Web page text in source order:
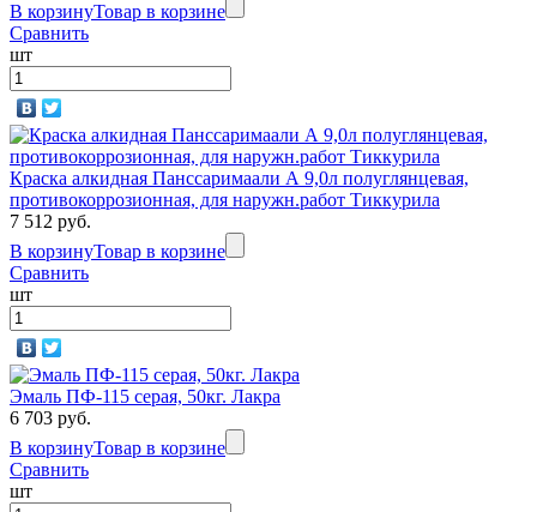
В корзинуТовар в корзине
Сравнить
шт
Краска алкидная Панссаримаали А 9,0л полуглянцевая,
противокоррозионная, для наружн.работ Тиккурила
7 512 руб.
В корзинуТовар в корзине
Сравнить
шт
Эмаль ПФ-115 серая, 50кг. Лакра
6 703 руб.
В корзинуТовар в корзине
Сравнить
шт